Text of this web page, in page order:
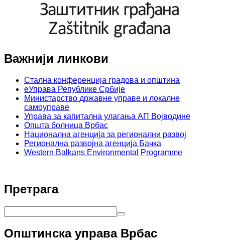
Важнији линкови
Стална конференција градова и општина
еУправа Републике Србије
Министарство државне управе и локалне
самоуправе
Управа за капитална улагања АП Војводине
Општа болница Врбас
Национална агенција за регионални развој
Регионална развојна агенција Бачка
Western Balkans Environmental Programme
Претрага
Општинска управа Врбас